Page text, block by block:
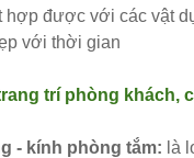
hợp được với các vật
với thời gian
trí phòng khách,
- kính phòng tắm: là